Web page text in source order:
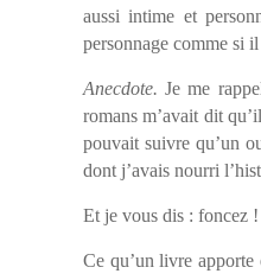
aussi intime et
personnage comme si
Anecdote. Je me
romans m’avait dit
pouvait suivre qu’un
dont j’avais nourri
Et je vous dis : foncez !
Ce qu’un livre apporte